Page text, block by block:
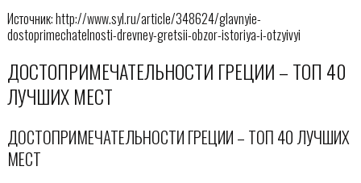
Источник: http://www.syl.ru/article/348624/glavnyie-
dostoprimechatelnosti-drevney-gretsii-obzor-istoriya-i-otzyivyi
ДОСТОПРИМЕЧАТЕЛЬНОСТИ ГРЕЦИИ – ТОП 40
ЛУЧШИХ МЕСТ
ДОСТОПРИМЕЧАТЕЛЬНОСТИ ГРЕЦИИ – ТОП 40 ЛУЧШИХ
МЕСТ